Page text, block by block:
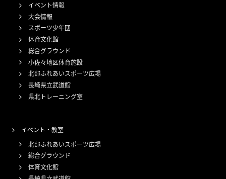
イベント情報
大会情報
スポーツ少年団
体育文化館
総合グラウンド
小佐々地区体育施設
北部ふれあいスポーツ広場
長崎県立武道館
県北トレーニング室
イベント・教室
北部ふれあいスポーツ広場
総合グラウンド
体育文化館